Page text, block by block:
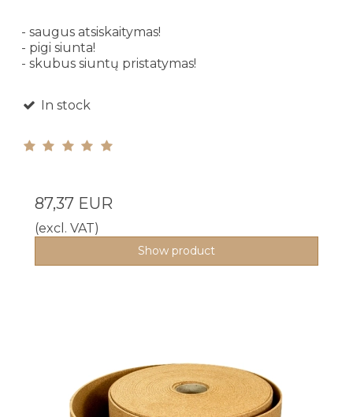
- saugus atsiskaitymas!
- pigi siunta!
- skubus siuntų pristatymas!
In stock
87,37 EUR
(excl. VAT)
Show product